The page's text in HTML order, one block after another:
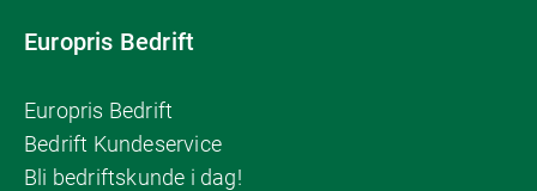
Europris Bedrift
Europris Bedrift
Bedrift Kundeservice
Bli bedriftskunde i dag!